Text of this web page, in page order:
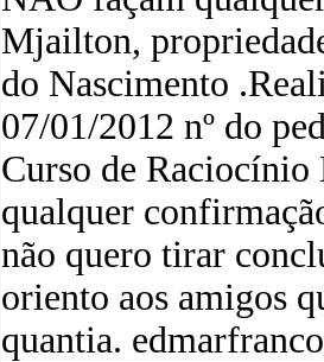
Mjailton,
do Nascimento
07/01/2012 nº do
Curso de
qualquer
não quero tirar
oriento aos amigos
quantia.